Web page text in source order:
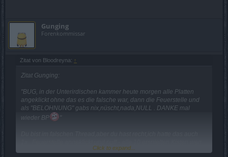
Gunging
Forenkommissar
Zitat von Bloodreyna: ↑
Zitat Gunging:
"BUG, in der Unterirdischen kammer heute morgen alle Platten
angeklickt ohne das es die falsche war, dann die Feuerstelle und
als "BELOHNUNG" gabs nix,nüscht,nada,NULL . DANKE mal
wieder BP
"
(ich klick immer 10 an und nehme dann an)...
Click to expand...